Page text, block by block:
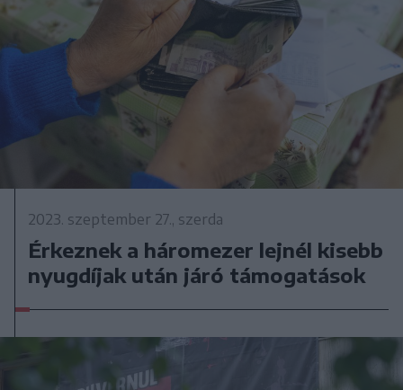
2023. szeptember 27., szerda
Érkeznek a háromezer lejnél kisebb
nyugdíjak után járó támogatások